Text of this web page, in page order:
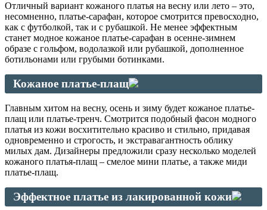
Отличный вариант кожаного платья на весну или лето – это,
несомненно, платье-сарафан, которое смотрится превосходно,
как с футболкой, так и с рубашкой. Не менее эффектным
станет модное кожаное платье-сарафан в осенне-зимнем
образе с гольфом, водолазкой или рубашкой, дополненное
ботильонами или грубыми ботинками.
Кожаное платье-плащ
Главным хитом на весну, осень и зиму будет кожаное платье-
плащ или платье-тренч. Смотрится подобный фасон модного
платья из кожи восхитительно красиво и стильно, придавая
одновременно и строгость, и экстравагантность облику
милых дам. Дизайнеры предложили сразу несколько моделей
кожаного платья-плащ – смелое мини платье, а также миди
платье-плащ.
Эффектное платье из лакированной кожи